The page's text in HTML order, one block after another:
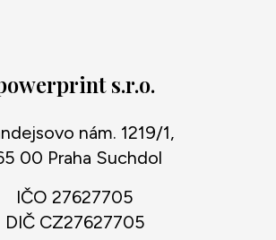
s.r.o.
nám. 1219/1,
00 Praha Suchdol
IČO 27627705
DIČ CZ27627705